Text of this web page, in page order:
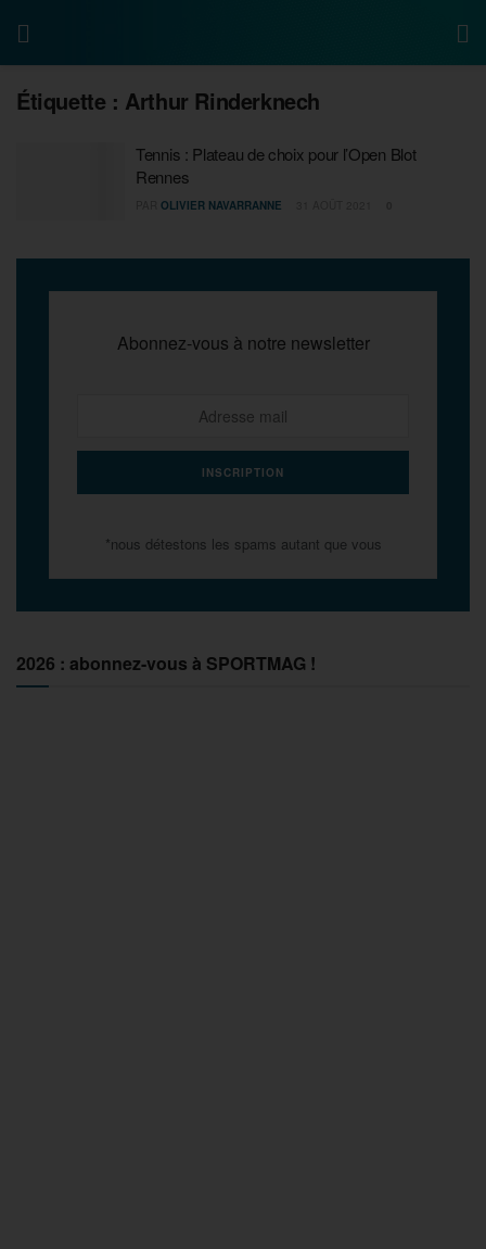
Étiquette : Arthur Rinderknech
Tennis : Plateau de choix pour l’Open Blot
Rennes
OLIVIER NAVARRANNE
Abonnez-vous à notre newsletter
*nous détestons les spams autant que vous
2026 : abonnez-vous à SPORTMAG !